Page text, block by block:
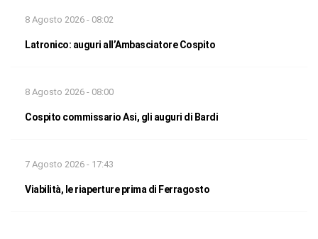
8 Agosto 2026 - 08:02
Latronico: auguri all’Ambasciatore Cospito
8 Agosto 2026 - 08:00
Cospito commissario Asi, gli auguri di Bardi
7 Agosto 2026 - 17:43
Viabilità, le riaperture prima di Ferragosto